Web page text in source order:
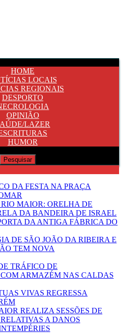
HOME
LOCAIS
REGIONAIS
DESPORTO
OPINIÃO
LAZER
HUMOR
DA FESTA NA PRAÇA
MAIOR: ORELHA DE
DA BANDEIRA DE ISRAEL
DA ANTIGA FÁBRICA DO
DE SÃO JOÃO DA RIBEIRA E
TEM NOVA
TRÁFICO DE
ARMAZÉM NAS CALDAS
VIVAS REGRESSA
REALIZA SESSÕES DE
A DANOS